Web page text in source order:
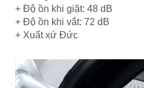
+ Độ ồn khi giặt: 48 dB
+ Độ ồn khi vắt: 72 dB
+ Xuất xứ Đức